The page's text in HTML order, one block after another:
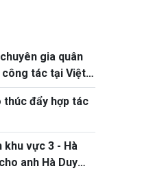
gia quân
tác tại Việt
thúc đẩy hợp tác
khu vực 3 - Hà
anh Hà Duy